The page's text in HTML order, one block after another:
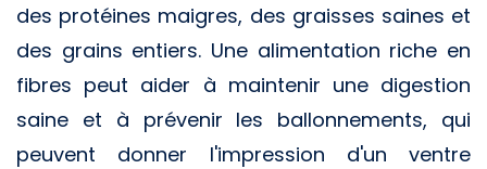
des protéines maigres, des graisses saines et
des grains entiers. Une alimentation riche en
fibres peut aider à maintenir une digestion
saine et à prévenir les ballonnements, qui
peuvent donner l'impression d'un ventre